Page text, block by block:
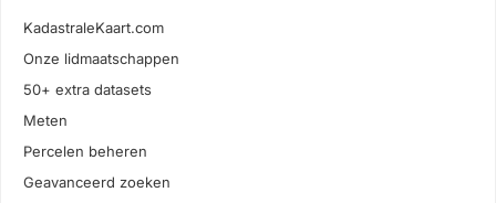
KadastraleKaart.com
Onze lidmaatschappen
50+ extra datasets
Meten
Percelen beheren
Geavanceerd zoeken